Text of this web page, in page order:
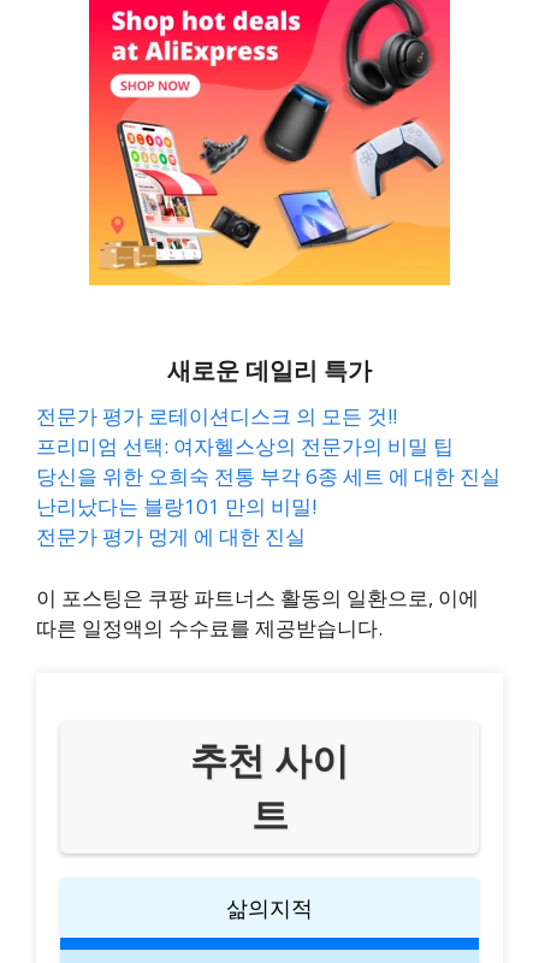
새로운 데일리 특가
전문가 평가 로테이션디스크 의 모든 것!!
프리미엄 선택: 여자헬스상의 전문가의 비밀 팁
당신을 위한 오희숙 전통 부각 6종 세트 에 대한 진실
난리났다는 블랑101 만의 비밀!
전문가 평가 멍게 에 대한 진실
이 포스팅은 쿠팡 파트너스 활동의 일환으로, 이에
따른 일정액의 수수료를 제공받습니다.
추천 사이
트
삶의지적